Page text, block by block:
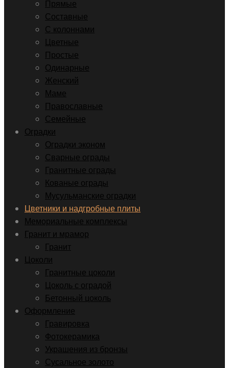
Прямые
Составные
С колоннами
Цветные
Простые
Одинарные
Женский
Маме
Православные
Семейные
Оградки
Оградки эконом
Сварные ограды
Гранитные ограды
Кованые ограды
Мусульманские оградки
Цветники и надгробные плиты
Мемориальные комплексы
Гранит и мрамор
Гранит
Цоколи
Гранитные цоколи
Цоколь с оградой
Бетонный цоколь
Оформление
Гравировка
Фотокерамика
Украшения из бронзы
Сусальное золото